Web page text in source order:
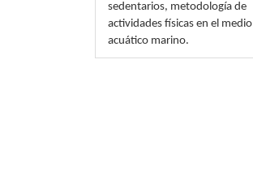
sedentarios, metodología de
actividades físicas en el medio
acuático marino.